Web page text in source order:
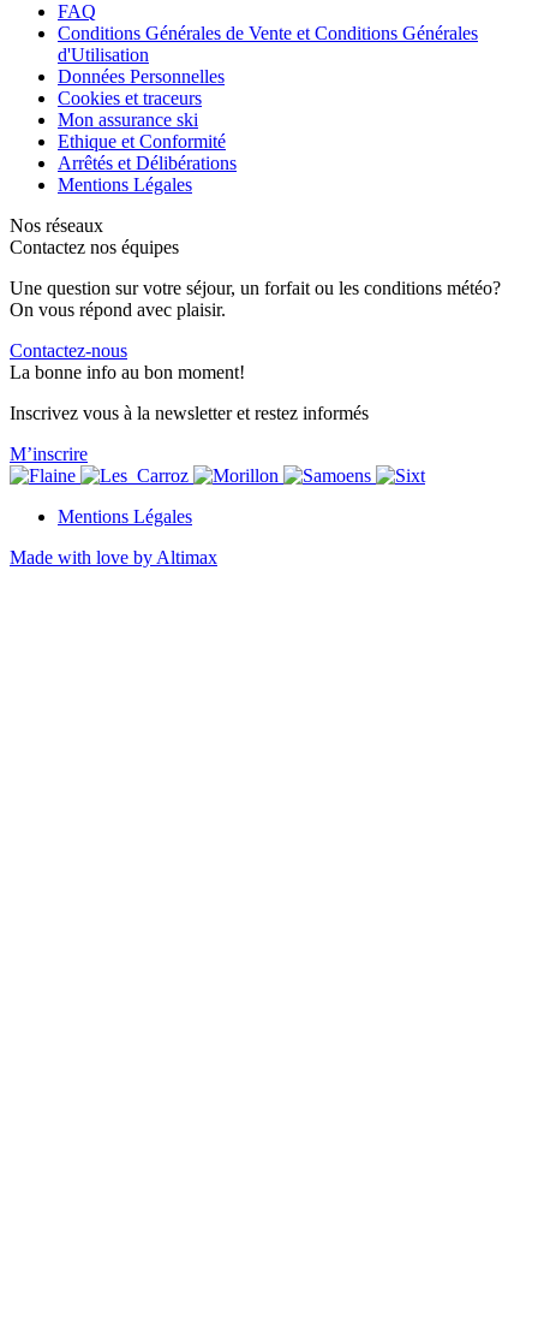
FAQ
Conditions Générales de Vente et Conditions Générales
d'Utilisation
Données Personnelles
Cookies et traceurs
Mon assurance ski
Ethique et Conformité
Arrêtés et Délibérations
Mentions Légales
Nos réseaux
Contactez nos équipes
Une question sur votre séjour, un forfait ou les conditions météo?
On vous répond avec plaisir.
Contactez-nous
La bonne info au bon moment!
Inscrivez vous à la newsletter et restez informés
M’inscrire
Mentions Légales
Made with love by Altimax